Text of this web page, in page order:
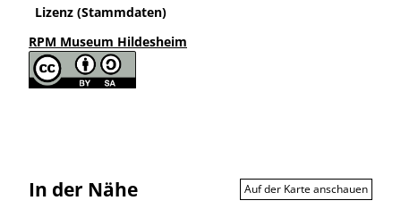
Lizenz (Stammdaten)
RPM Museum Hildesheim
In der Nähe Auf der Karte anschauen